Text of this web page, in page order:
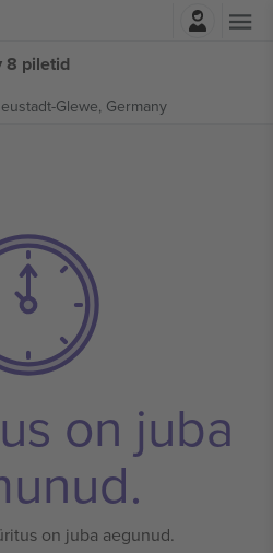
8 piletid
Glewe, Germany
on juba
on juba aegunud.